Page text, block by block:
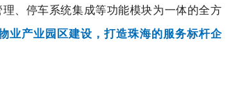
、停车系统集成等功能模块为一体的全方
业产业园区建设，打造珠海的服务标杆企